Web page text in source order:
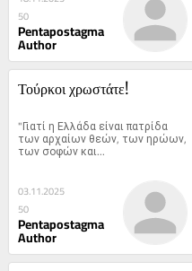
κατάπτωσης
50
Pentapostagma
Author
Τούρκοι χρωστάτε!
"Γιατί η Ελλάδα είναι πατρίδα
των αρχαίων θεών, των ηρώων,
των σοφών και...
03.11.2025
50
Pentapostagma
Author